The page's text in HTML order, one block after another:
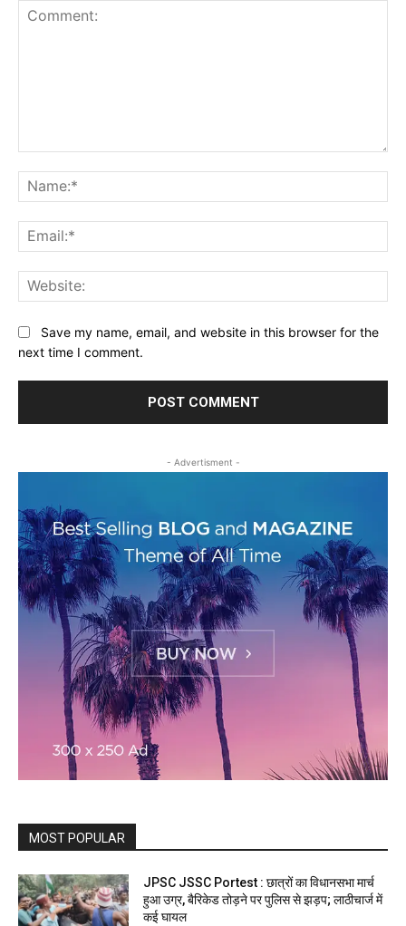
Save my name, email, and website in this browser for the
next time I comment.
- Advertisment -
MOST POPULAR
JPSC JSSC Portest : छात्रों का विधानसभा मार्च
हुआ उग्र, बैरिकेड तोड़ने पर पुलिस से झड़प; लाठीचार्ज में
कई घायल